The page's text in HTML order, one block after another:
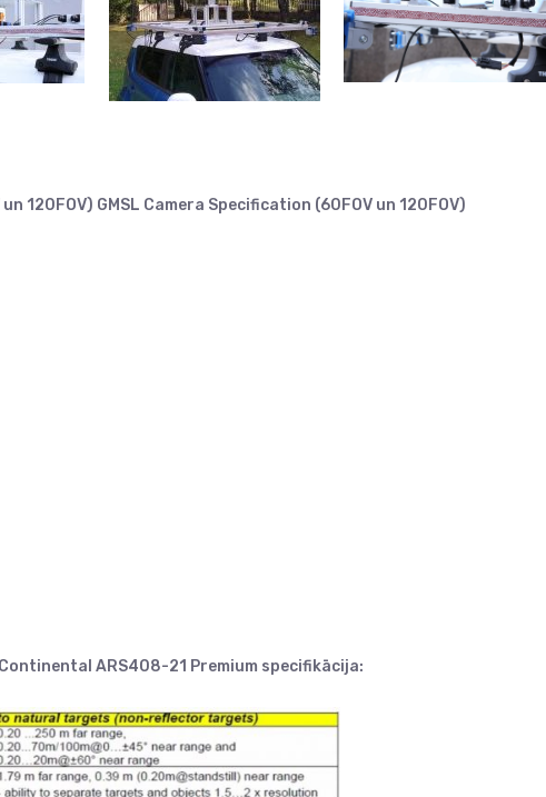
120FOV) GMSL Camera Specification (60FOV un 120FOV)
ARS408-21 Premium specifikācija: